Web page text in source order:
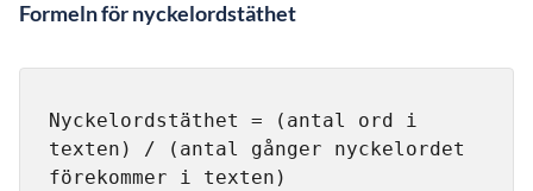
Formeln för nyckelordstäthet
Nyckelordstäthet = (antal ord i
texten) / (antal gånger nyckelordet